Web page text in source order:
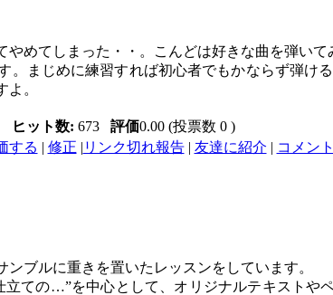
めてしまった・・。こんどは好きな曲を弾いて
まじめに練習すれば初心者でもかならず弾け
。
ヒット数: 673 評価0.00 (投票数 0 )
する | 修正 | リンク切れ報告| 友達に紹介 | コメン
ブルに重きを置いたレッスンをしています。
ての…”を中心として、オリジナルテキストや